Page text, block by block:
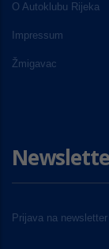
O Autoklubu Rijeka
Impressum
Žmigavac
Prijava na newsletter